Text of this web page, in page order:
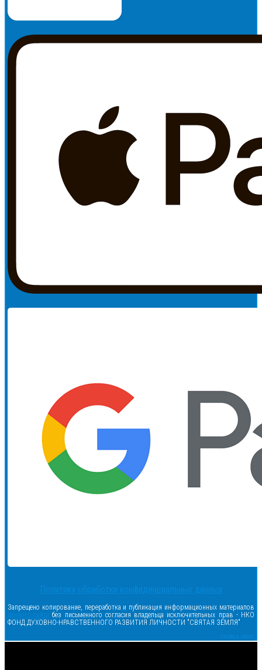
Политика обработки конфиденциальных данных
Запрещено копирование, переработка и публикация информационных материалов
данного сайта без письменного согласия владельца исключительных прав - НКО
ФОНД ДУХОВНО-НРАВСТВЕННОГО РАЗВИТИЯ ЛИЧНОСТИ "СВЯТАЯ ЗЕМЛЯ"
Сделано в samsite